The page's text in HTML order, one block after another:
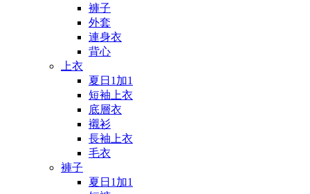
褲子
外套
連身衣
背心
上衣
夏日1加1
短袖上衣
底層衣
襯衫
長袖上衣
毛衣
褲子
夏日1加1